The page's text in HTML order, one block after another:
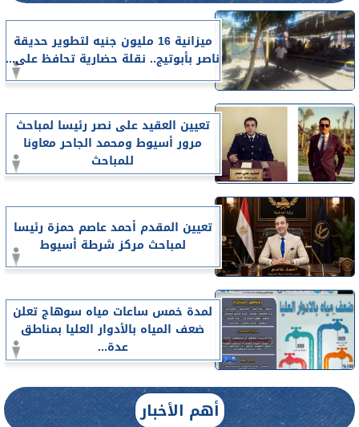
ميزانية 16 مليون جنيه لتطوير حديقة
ناصر بأبوتيج.. نقلة حضارية تحافظ على...
تعيين العقيد على نصر رئيسا لمباحث
مرور أسيوط ومحمد الجاحر معاونا
للمباحث
تعيين المقدم أحمد عاصم حمزة رئيسا
لمباحث مركز شرطة أسيوط
لمدة خمس ساعات مياه سوهاج تعلن
ضعف المياه بالأدوار العليا بمناطق
عدة...
أهم الأخبار